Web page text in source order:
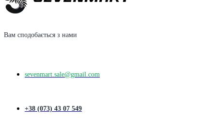
Вам сподобається з нами
sevenmart.sale@gmail.com
+38 (073) 43 07 549